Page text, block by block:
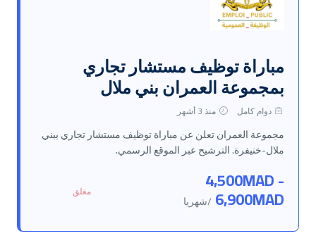
مباراة توظيف مستشار تجاري
بمجموعة العمران بني ملال
دوام كامل منذ 3 أشهر
مجموعة العمران تعلن عن مباراة توظيف مستشار تجاري ببني
ملال-خنيفرة. الترشيح عبر الموقع الرسمي.
4,500MAD -
6,900MAD /شهريا
مغلق